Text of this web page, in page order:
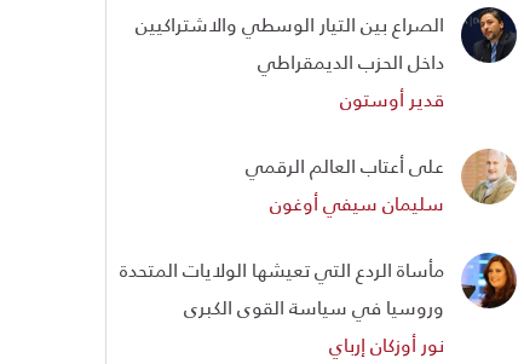
الصراع بين التيار الوسطي والاشتراكيين
داخل الحزب الديمقراطي
قدير أوستون
على أعتاب العالم الرقمي
سليمان سيفي أوغون
مأساة الردع التي تعيشها الولايات المتحدة
وروسيا في سياسة القوى الكبرى
نور أوزكان إرباي